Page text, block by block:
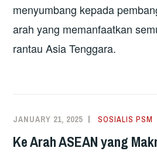
menyumbang kepada
arah yang memanfaatkan
rantau Asia Tenggara.
JANUARY 21, 2025 SOSIALIS PSM
Ke Arah ASEAN yang